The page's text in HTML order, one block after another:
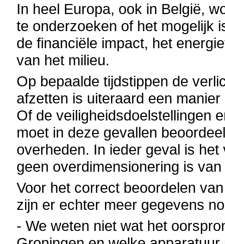
In heel Europa, ook in België,
te onderzoeken of het mogelijk
de financiële impact, het
van het milieu.
Op bepaalde tijdstippen de
afzetten is uiteraard een
Of de veiligheidsdoelstellingen
moet in deze gevallen
overheden. In ieder geval is
geen overdimensionering is
Voor het correct beoordelen
zijn er echter meer gegevens
- We weten niet wat het